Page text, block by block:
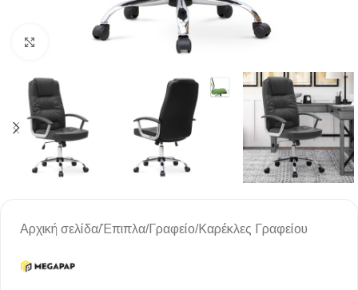
Κλικ για μεγέθυνση
Αρχική σελίδα/Έπιπλα/Γραφείο/Καρέκλες Γραφείου